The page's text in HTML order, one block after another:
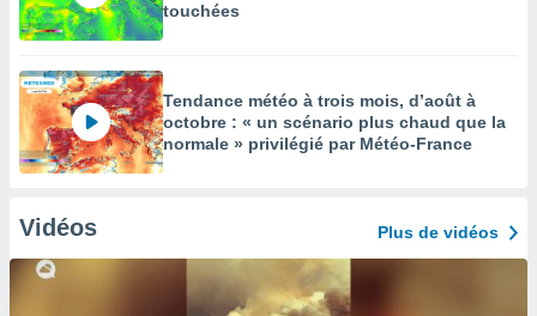
touchées
Tendance météo à trois mois, d’août à
octobre : « un scénario plus chaud que la
normale » privilégié par Météo-France
Vidéos Plus de vidéos